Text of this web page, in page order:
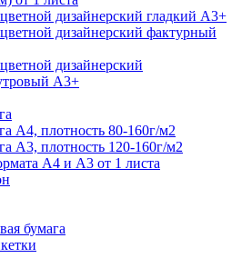
дизайнерский гладкий А3+
дизайнерский фактурный
дизайнерский
А3+
А4, плотность 80-160г/м2
А3, плотность 120-160г/м2
А4 и А3 от 1 листа
бумага